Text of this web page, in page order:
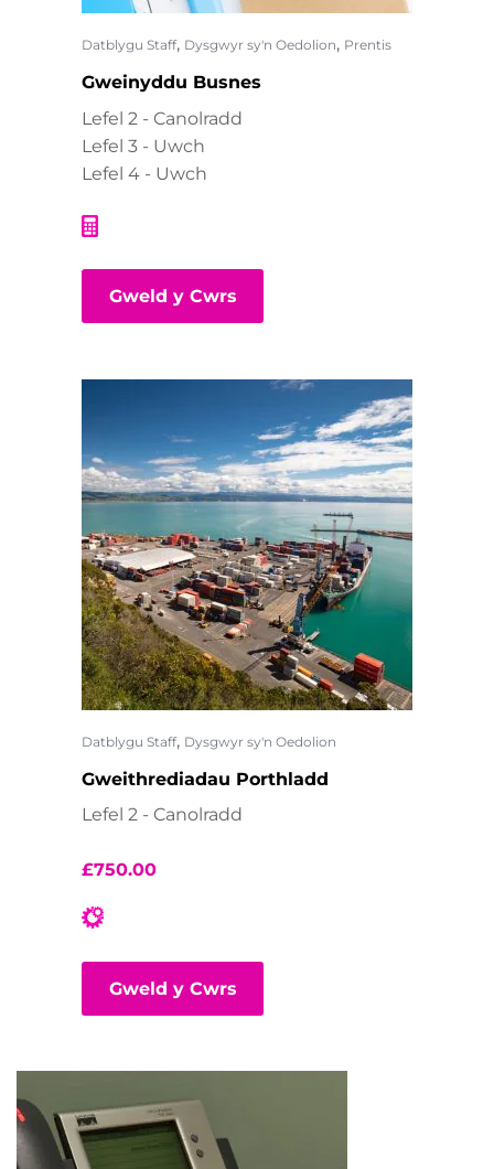
Datblygu Staff, Dysgwyr sy'n Oedolion, Prentis
Gweinyddu Busnes
Lefel 2 - Canolradd
Lefel 3 - Uwch
Lefel 4 - Uwch
Gweld y Cwrs
Datblygu Staff, Dysgwyr sy'n Oedolion
Gweithrediadau Porthladd
Lefel 2 - Canolradd
£750.00
Gweld y Cwrs